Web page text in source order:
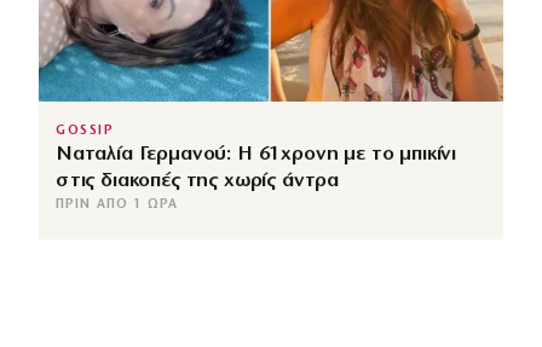
GOSSIP
Ναταλία Γερμανού: Η 61χρονη με το μπικίνι
στις διακοπές της χωρίς άντρα
ΠΡΙΝ ΑΠΌ 1 ΏΡΑ